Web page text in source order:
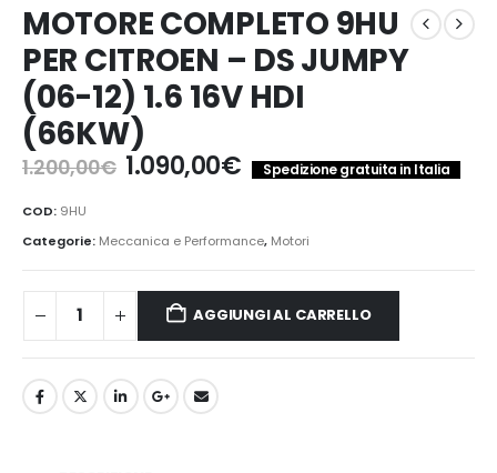
MOTORE COMPLETO 9HU
PER CITROEN – DS JUMPY
(06-12) 1.6 16V HDI
(66KW)
1.200,00€ Il
prezzo
era:
1.200,00€.
1.090,00€Il
prezzo
è:
1.090,00€.
Spedizione gratuita in Italia
COD: 9HU
Categorie: Meccanica e Performance, Motori
AGGIUNGI AL CARRELLO